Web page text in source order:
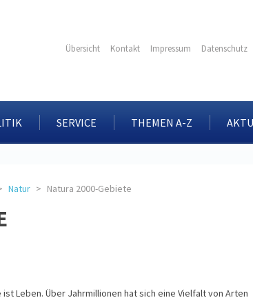
Übersicht Kontakt Impressum Datenschutz
SERVICE THEMEN A-Z
Natur Natura 2000-Gebiete
Leben. Über Jahrmillionen hat sich eine Vielfalt von Arten